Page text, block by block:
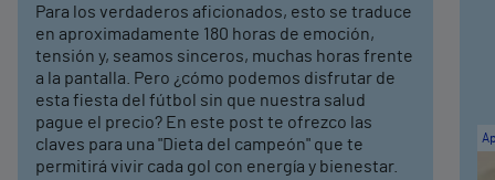
Para los verdaderos aficionados, esto se traduce
en aproximadamente 180 horas de emoción,
tensión y, seamos sinceros, muchas horas frente
a la pantalla. Pero ¿cómo podemos disfrutar de
esta fiesta del fútbol sin que nuestra salud
pague el precio? En este post te ofrezco las
claves para una "Dieta del campeón" que te
permitirá vivir cada gol con energía y bienestar.